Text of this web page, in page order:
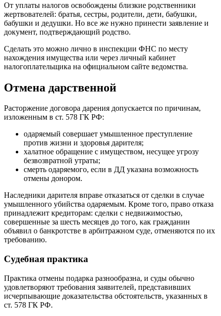
От уплаты налогов освобождены близкие родственники
жертвователей: братья, сестры, родители, дети, бабушки,
бабушки и дедушки. Но все же нужно принести заявление и
документ, подтверждающий родство.
Сделать это можно лично в инспекции ФНС по месту
нахождения имущества или через личный кабинет
налогоплательщика на официальном сайте ведомства.
Отмена дарственной
Расторжение договора дарения допускается по причинам,
изложенным в ст. 578 ГК РФ:
одаряемый совершает умышленное преступление
против жизни и здоровья дарителя;
халатное обращение с имуществом, несущее угрозу
безвозвратной утраты;
смерть одаряемого, если в ДД указана возможность
отмены донором.
Наследники дарителя вправе отказаться от сделки в случае
умышленного убийства одаряемым. Кроме того, право отказа
принадлежит кредиторам: сделки с недвижимостью,
совершенные за шесть месяцев до того, как гражданин
объявил о банкротстве в арбитражном суде, отменяются по их
требованию.
Судебная практика
Практика отмены подарка разнообразна, и суды обычно
удовлетворяют требования заявителей, представивших
исчерпывающие доказательства обстоятельств, указанных в
ст. 578 ГК РФ.